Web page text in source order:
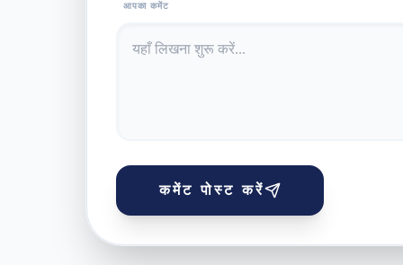
आपका कमेंट
कमेंट पोस्ट करें